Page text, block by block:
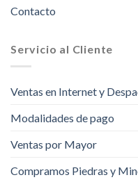
Contacto
Servicio al Cliente
Ventas en Internet y
Modalidades de pago
Ventas por Mayor
Compramos Piedras y